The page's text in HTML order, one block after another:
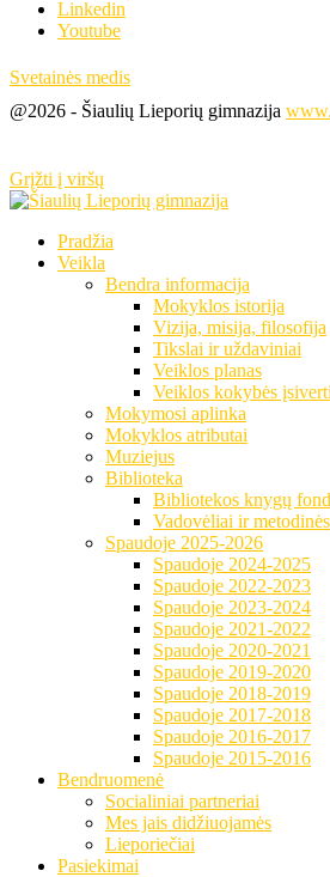
Linkedin
Youtube
Svetainės medis
@2026 - Šiaulių Lieporių gimnazija
Grįžti į viršų
Pradžia
Veikla
Bendra informacija
Mokyklos istorija
Vizija, misija, filosofija
Tikslai ir uždaviniai
Veiklos planas
Veiklos kokybės
Mokymosi aplinka
Mokyklos atributai
Muziejus
Biblioteka
Bibliotekos knygų
Vadovėliai ir
Spaudoje 2025-2026
Spaudoje 2024-2025
Spaudoje 2022-2023
Spaudoje 2023-2024
Spaudoje 2021-2022
Spaudoje 2020-2021
Spaudoje 2019-2020
Spaudoje 2018-2019
Spaudoje 2017-2018
Spaudoje 2016-2017
Spaudoje 2015-2016
Bendruomenė
Socialiniai partneriai
Mes jais didžiuojamės
Lieporiečiai
Pasiekimai